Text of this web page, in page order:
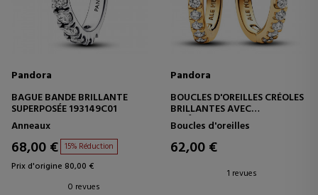
Pandora
BAGUE BANDE BRILLANTE
SUPERPOSÉE 193149C01
Anneaux
68,00 € 15% Réduction
Prix d'origine 80,00 €
0 revues
Pandora
BOUCLES D'OREILLES CRÉOLES
BRILLANTES AVEC
REVÊTEMENT EN OR 14
CARATS 263015C01
Boucles d'oreilles
62,00 €
1 revues